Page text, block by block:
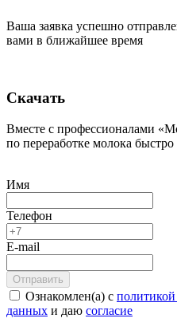
Ваша заявка успешно
вами в ближайшее время
Скачать
Вместе с профессионалами
по переработке молока быстро
Имя
Телефон
E-mail
Ознакомлен(а) с
данных и даю согласие